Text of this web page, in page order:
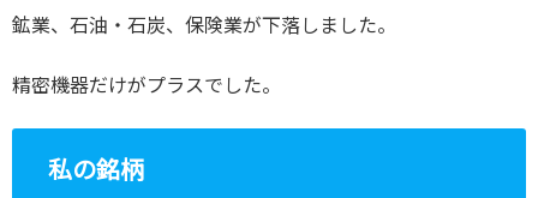
鉱業、石油・石炭、保険業が下落しました。
精密機器だけがプラスでした。
私の銘柄